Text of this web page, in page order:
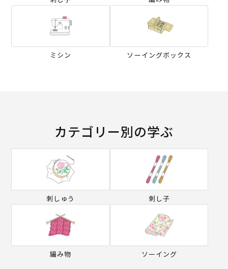
ミシン ソーイングボックス
カテゴリー別の学ぶ
刺しゅう 刺し子
編み物 ソーイング